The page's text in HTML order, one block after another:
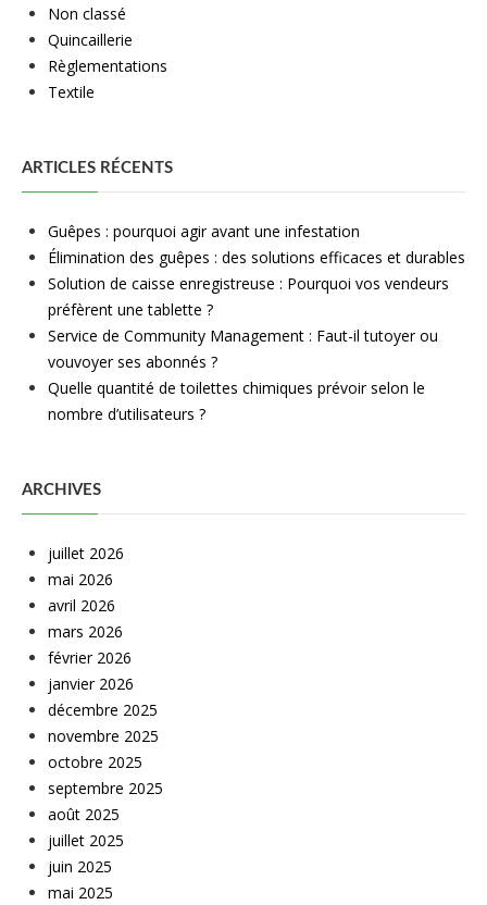
Non classé
Quincaillerie
Règlementations
Textile
ARTICLES RÉCENTS
Guêpes : pourquoi agir avant une infestation
Élimination des guêpes : des solutions efficaces et durables
Solution de caisse enregistreuse : Pourquoi vos vendeurs
préfèrent une tablette ?
Service de Community Management : Faut-il tutoyer ou
vouvoyer ses abonnés ?
Quelle quantité de toilettes chimiques prévoir selon le
nombre d’utilisateurs ?
ARCHIVES
juillet 2026
mai 2026
avril 2026
mars 2026
février 2026
janvier 2026
décembre 2025
novembre 2025
octobre 2025
septembre 2025
août 2025
juillet 2025
juin 2025
mai 2025